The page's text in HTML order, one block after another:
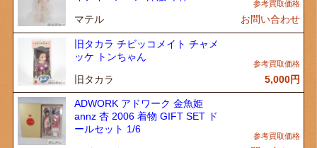
マテル お問い合わせ
旧タカラ チビッコメイト チャメ
ッケ トンちゃん
旧タカラ 5,000円
ADWORK アドワーク 金魚姫
annz 杏 2006 着物 GIFT SET ド
ールセット 1/6